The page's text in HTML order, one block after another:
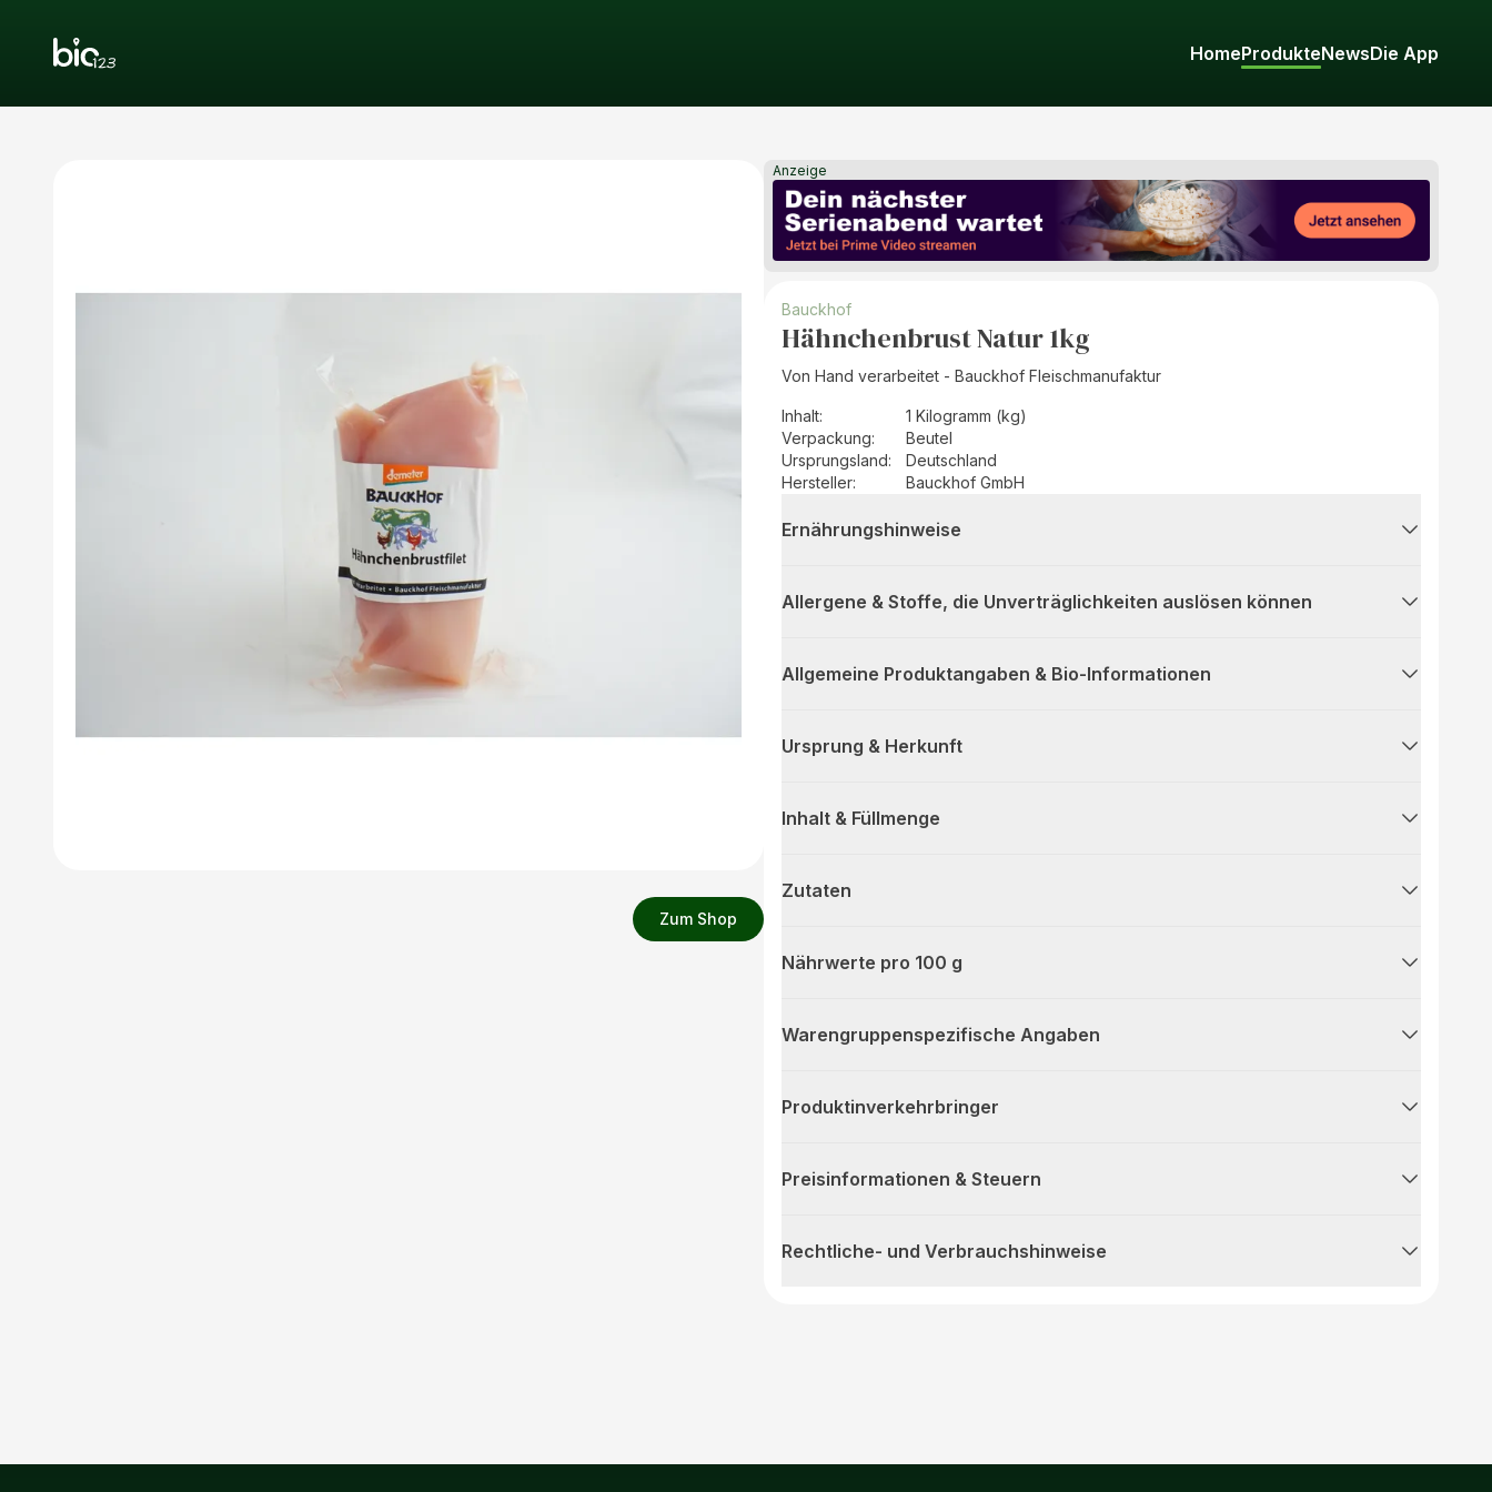
HomeProdukteNewsDie App
Zum Shop
Anzeige
Bauckhof
Hähnchenbrust Natur 1kg
Von Hand verarbeitet - Bauckhof Fleischmanufaktur
Inhalt:
1 Kilogramm (kg)
Verpackung:
Beutel
Ursprungsland:
Deutschland
Hersteller: Bauckhof GmbH
Ernährungshinweise
Allergene & Stoffe, die Unverträglichkeiten auslösen können
Allgemeine Produktangaben & Bio-Informationen
Ursprung & Herkunft
Inhalt & Füllmenge
Zutaten
Nährwerte pro 100 g
Warengruppenspezifische Angaben
Produktinverkehrbringer
Preisinformationen & Steuern
Rechtliche- und Verbrauchshinweise